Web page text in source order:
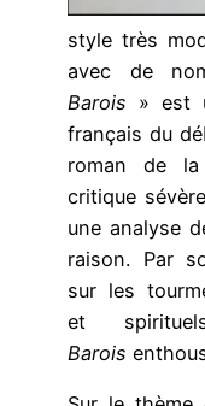
style très
avec de
Barois » est
français du
roman de la
critique
une analyse
raison. Par
sur les
et
Barois